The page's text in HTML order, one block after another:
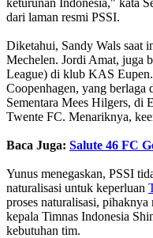
dari laman resmi PSSI.
Diketahui, Sandy Wals saat
Mechelen. Jordi Amat, juga
League) di klub KAS
Coopenhagen, yang
Sementara Mees Hilgers, di
Twente FC. Menariknya,
Baca Juga: Salute 46 FC
Yunus menegaskan, PSSI
naturalisasi untuk keperluan
proses naturalisasi,
kepala Timnas Indonesia
kebutuhan tim.